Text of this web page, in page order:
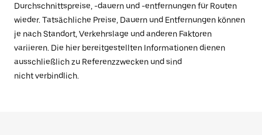
Durchschnittspreise, -dauern und -entfernungen für Routen
wieder. Tatsächliche Preise, Dauern und Entfernungen können
je nach Standort, Verkehrslage und anderen Faktoren
variieren. Die hier bereitgestellten Informationen dienen
ausschließlich zu Referenzzwecken und sind
nicht verbindlich.